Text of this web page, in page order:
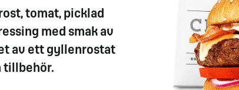
tomat, picklad
med smak av
av ett gyllenrostat
tillbehör.